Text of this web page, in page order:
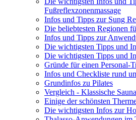
Fußreflexzonenmassage
Infos und Tipps zur Sung
Die beliebtesten Regionen
Infos und Tipps zur
Die wichtigsten Tipps und
Die wichtigsten Tipps und
Gründe für einen Personal-
Infos und Checkliste rund
Grundinfos zu Pilates
Vergleich - Klassische
Einige der schönsten
Die wichtigsten Infos zur